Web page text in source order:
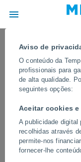
Aviso de
O conteúdo da
profissionais para
de alta qualidade.
seguintes opções:
Aceitar cookies
A publicidade digital
recolhidas através
permite-nos
fornecer-lhe
Uma